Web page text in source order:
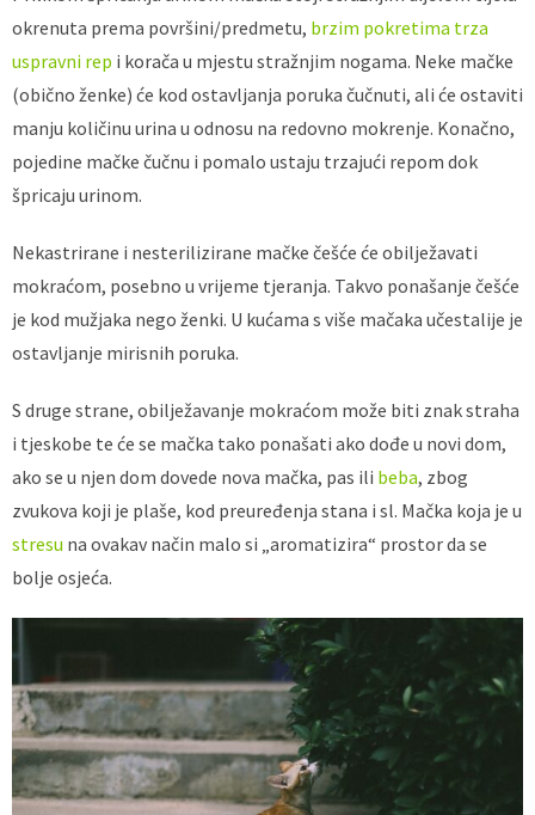
okrenuta prema površini/predmetu, brzim pokretima trza
uspravni rep i korača u mjestu stražnjim nogama. Neke mačke
(obično ženke) će kod ostavljanja poruka čučnuti, ali će ostaviti
manju količinu urina u odnosu na redovno mokrenje. Konačno,
pojedine mačke čučnu i pomalo ustaju trzajući repom dok
špricaju urinom.
Nekastrirane i nesterilizirane mačke češće će obilježavati
mokraćom, posebno u vrijeme tjeranja. Takvo ponašanje češće
je kod mužjaka nego ženki. U kućama s više mačaka učestalije je
ostavljanje mirisnih poruka.
S druge strane, obilježavanje mokraćom može biti znak straha
i tjeskobe te će se mačka tako ponašati ako dođe u novi dom,
ako se u njen dom dovede nova mačka, pas ili beba, zbog
zvukova koji je plaše, kod preuređenja stana i sl. Mačka koja je u
stresu na ovakav način malo si „aromatizira“ prostor da se
bolje osjeća.